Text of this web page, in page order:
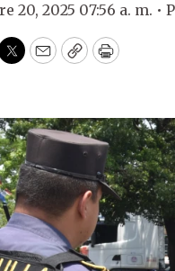
20, 2025 07:56 a. m. •
Twitter
EmailCopyPrint